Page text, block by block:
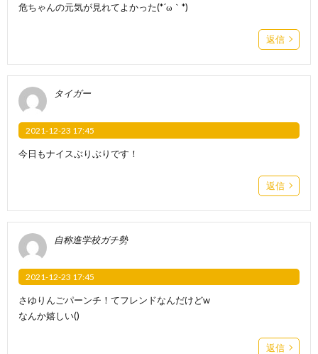
危ちゃんの元気が見れてよかった(*´ω｀*)
返信
タイガー
2021-12-23 17:45
今日もナイスぶりぶりです！
返信
自称進学校ガチ勢
2021-12-23 17:45
さゆりんごパーンチ！てフレンドなんだけどw
なんか嬉しい()
返信